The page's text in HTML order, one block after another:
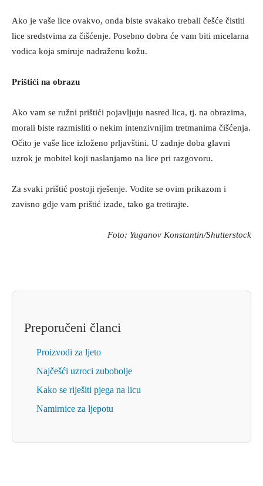
Ako je vaše lice ovakvo, onda biste svakako trebali češće čistiti
lice sredstvima za čišćenje. Posebno dobra će vam biti micelarna
vodica koja smiruje nadraženu kožu.
Prištići na obrazu
Ako vam se ružni prištići pojavljuju nasred lica, tj. na obrazima,
morali biste razmisliti o nekim intenzivnijim tretmanima čišćenja.
Očito je vaše lice izloženo prljavštini. U zadnje doba glavni
uzrok je mobitel koji naslanjamo na lice pri razgovoru.
Za svaki prištić postoji rješenje. Vodite se ovim prikazom i
zavisno gdje vam prištić izađe, tako ga tretirajte.
Foto: Yuganov Konstantin/Shutterstock
Preporučeni članci
Proizvodi za ljeto
Najčešći uzroci zubobolje
Kako se riješiti pjega na licu
Namirnice za ljepotu